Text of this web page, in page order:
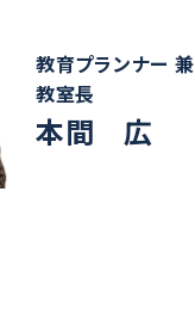
教育プランナー 兼
教室長
本間 広